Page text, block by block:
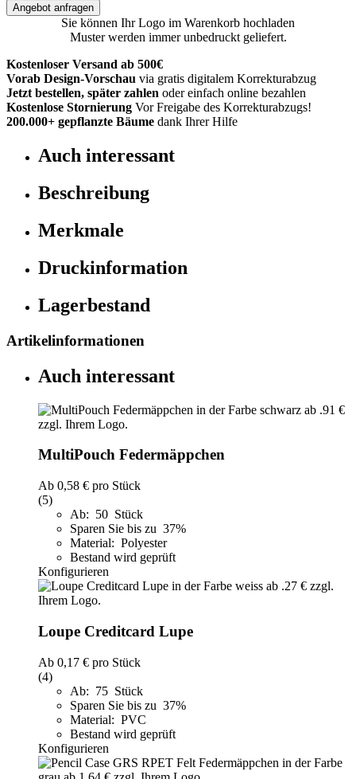
Angebot anfragen
Sie können Ihr Logo im Warenkorb hochladen
Muster werden immer unbedruckt geliefert.
Kostenloser Versand ab 500€
Vorab Design-Vorschau via gratis digitalem Korrekturabzug
Jetzt bestellen, später zahlen oder einfach online bezahlen
Kostenlose Stornierung Vor Freigabe des Korrekturabzugs!
200.000+ gepflanzte Bäume dank Ihrer Hilfe
Auch interessant
Beschreibung
Merkmale
Druckinformation
Lagerbestand
Artikelinformationen
Auch interessant
MultiPouch Federmäppchen
Ab 0,58 € pro Stück
(5)
Ab: 50 Stück
Sparen Sie bis zu 37%
Material: Polyester
Bestand wird geprüft
Konfigurieren
Loupe Creditcard Lupe
Ab 0,17 € pro Stück
(4)
Ab: 75 Stück
Sparen Sie bis zu 37%
Material: PVC
Bestand wird geprüft
Konfigurieren